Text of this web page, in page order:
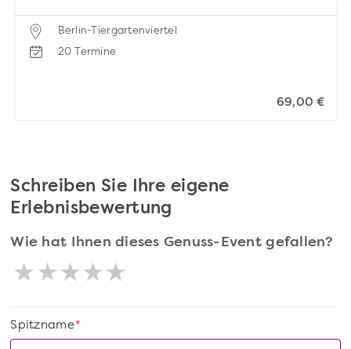
Berlin-Tiergartenviertel
20 Termine
69,00 €
Schreiben Sie Ihre eigene
Erlebnisbewertung
Wie hat Ihnen dieses Genuss-Event gefallen?
*
Spitzname